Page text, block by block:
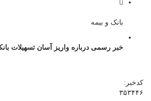
بانک و بیمه
خبر رسمی درباره واریز آسان تسهیلات
کدخبر:
۳۵۳۴۴۶